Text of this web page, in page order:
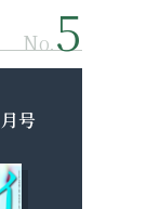
No.
月号